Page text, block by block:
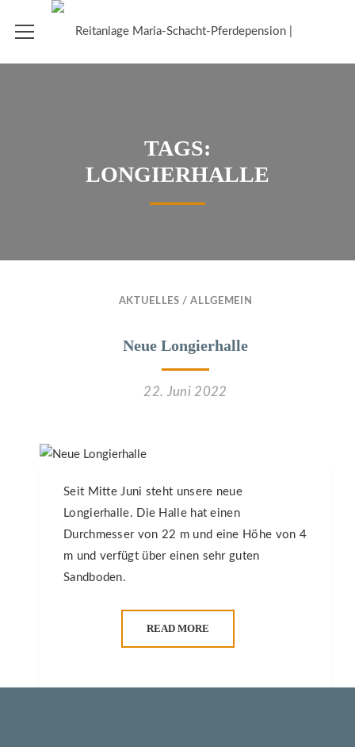
TAGS:
LONGIERHALLE
AKTUELLES /ALLGEMEIN
Neue Longierhalle
22. Juni 2022
Seit Mitte Juni steht unsere neue
Longierhalle. Die Halle hat einen
Durchmesser von 22 m und eine Höhe von 4
m und verfügt über einen sehr guten
Sandboden.
READ MORE